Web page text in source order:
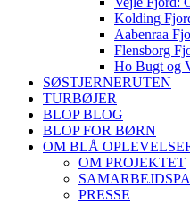
Kolding
Aabenraa
Flensborg
Ho Bugt og
SØSTJERNERUTEN
TURBØJER
BLOP BLOG
BLOP FOR BØRN
OM BLÅ
OM PROJEKTET
PRESSE